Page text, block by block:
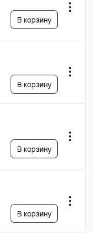
В корзину
В корзину
В корзину
В корзину